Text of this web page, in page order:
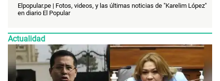
Elpopular.pe | Fotos, videos, y las últimas noticias de "Karelim López"
en diario El Popular
Actualidad